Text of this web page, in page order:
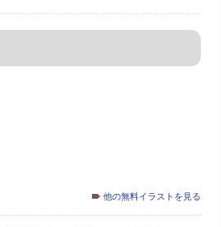
他の無料イラストを見る